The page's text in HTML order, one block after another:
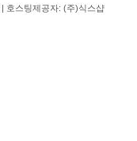
| 호스팅제공자: (주)식스샵